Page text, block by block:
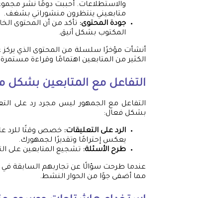
والاستطلاعات. أحببت دومًا نشر
متابعيني ينتظرون منشوراتي بشغف.
جودة المحتوى: تأكد من أن المحتوى
المكتوب بشكل أنيق.
أنشأت مؤخرًا سلسلة من المحتوى الذي يركز
الكثير من المتابعين اهتمامًا وقراءة
التفاعل مع المتابعين بشكل
التفاعل مع الجمهور ليس مجرد رد على
بشكل فعال:
الرد على التعليقات: خصص وقتًا للرد
يعكس إحترامًا وتقديرًا لجمهورك.
طرح الأسئلة: تشجيع المتابعين على
عندما طرحت سؤالًا عن تجاربهم السابقة في
مما أضفى جوًا من الحوار النشط.